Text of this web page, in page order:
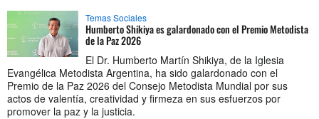
Temas Sociales
Humberto Shikiya es galardonado con el Premio Metodista
de la Paz 2026
El Dr. Humberto Martín Shikiya, de la Iglesia
Evangélica Metodista Argentina, ha sido galardonado con el
Premio de la Paz 2026 del Consejo Metodista Mundial por sus
actos de valentía, creatividad y firmeza en sus esfuerzos por
promover la paz y la justicia.